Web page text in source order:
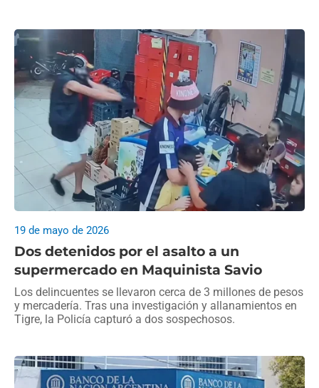
Dos detenidos por el asalto a un
supermercado en Maquinista Savio
19 de mayo de 2026
Los delincuentes se llevaron cerca de 3 millones de pesos
y mercadería. Tras una investigación y allanamientos en
Tigre, la Policía capturó a dos sospechosos.